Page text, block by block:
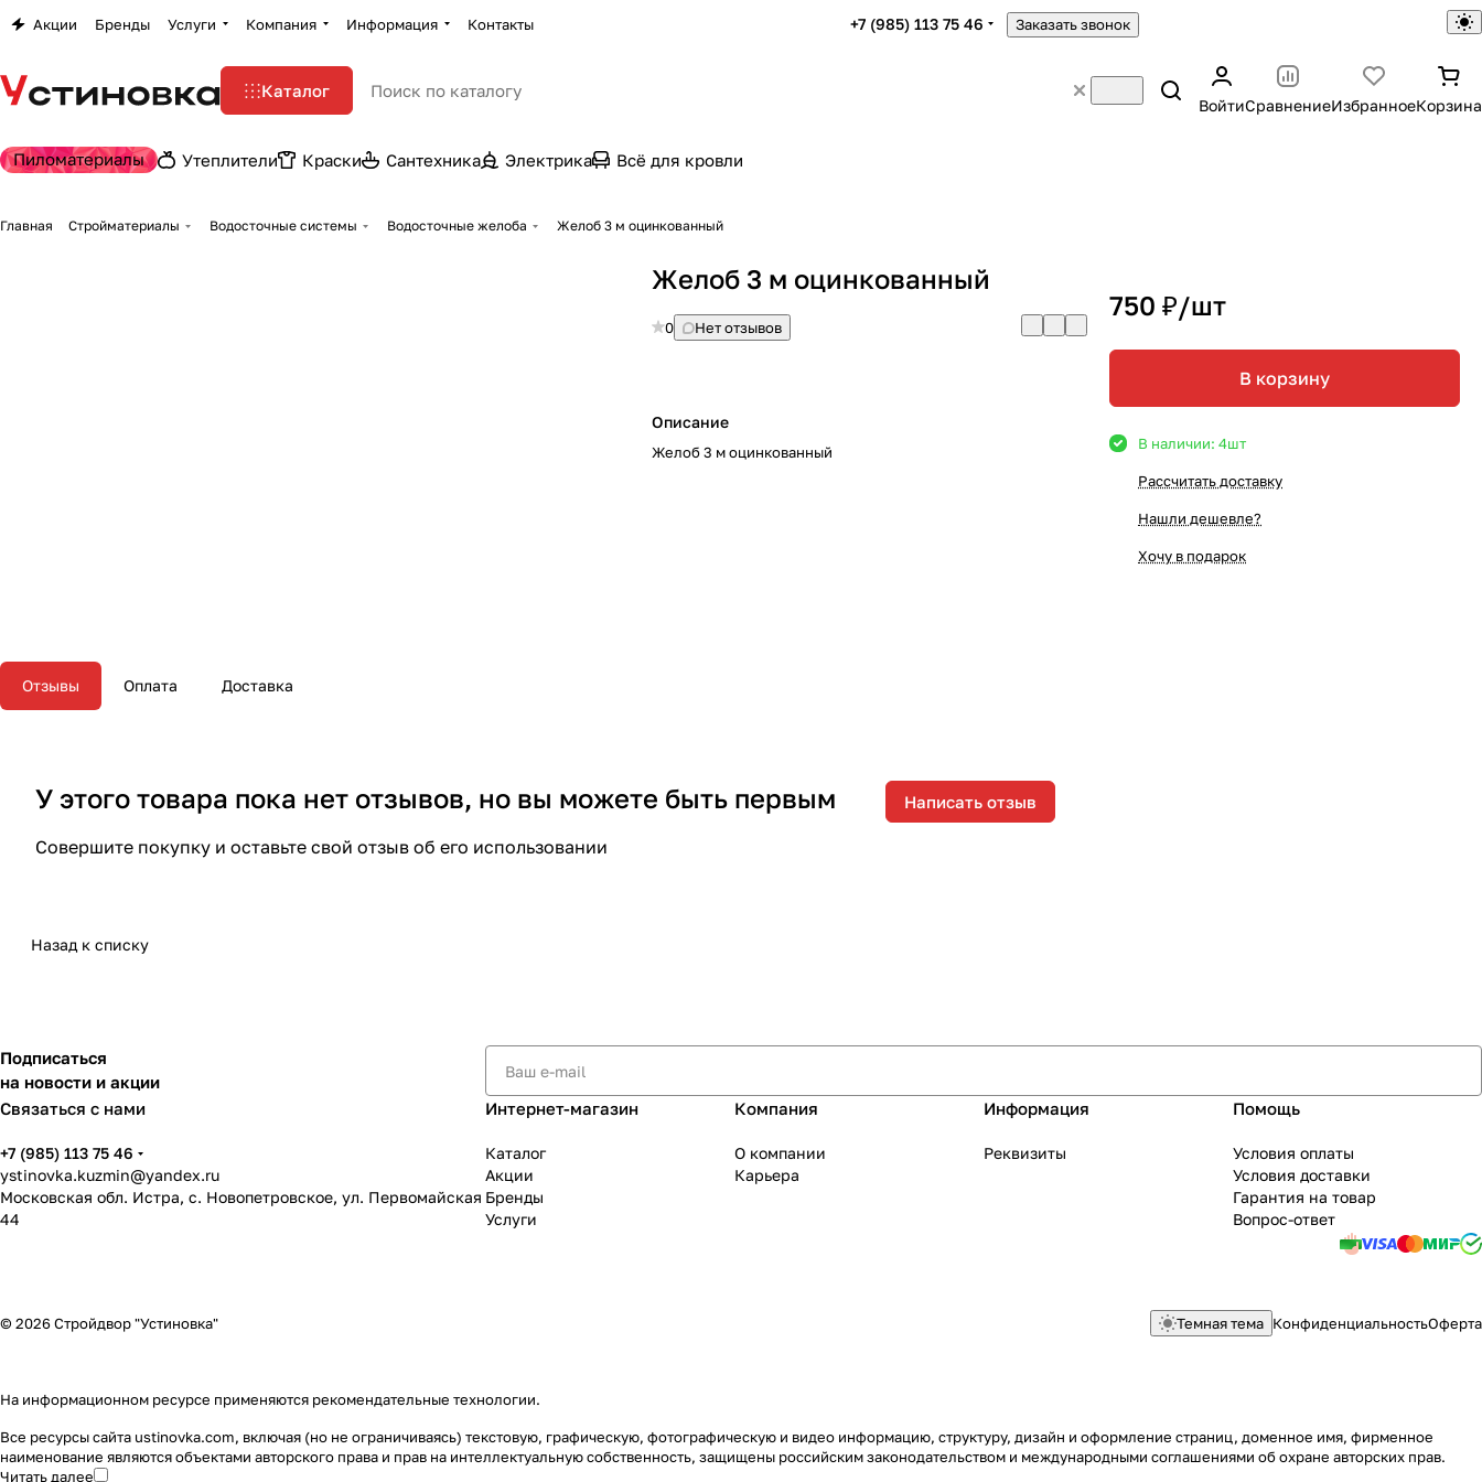
Акции Бренды Услуги Компания Информация Контакты +7 (985) 113 75 46 Заказать звонок
Каталог
ВойтиСравнениеИзбранноеКорзина
Пиломатериалы Утеплители Краски Сантехника Электрика Всё для кровли
Главная Стройматериалы Водосточные системы Водосточные желоба Желоб 3 м оцинкованный
Желоб 3 м оцинкованный
0 Нет отзывов
Описание
Желоб 3 м оцинкованный
750 ₽/шт
В корзину
В наличии: 4шт
Рассчитать доставку
Нашли дешевле?
Хочу в подарок
Отзывы Оплата Доставка
У этого товара пока нет отзывов, но вы можете быть первым
Совершите покупку и оставьте свой отзыв об его использовании
Написать отзыв
Назад к списку
Подписаться
на новости и акции
Связаться с нами
+7 (985) 113 75 46
ystinovka.kuzmin@yandex.ru
Московская обл. Истра, с. Новопетровское, ул. Первомайская
44
Интернет-магазин
Каталог
Акции
Бренды
Услуги
Компания
О компании
Карьера
Информация
Реквизиты
Помощь
Условия оплаты
Условия доставки
Гарантия на товар
Вопрос-ответ
© 2026 Стройдвор "Устиновка" Темная тема КонфиденциальностьОферта
На информационном ресурсе применяются рекомендательные технологии.
Все ресурсы сайта ustinovka.com, включая (но не ограничиваясь) текстовую, графическую, фотографическую и видео информацию, структуру, дизайн и оформление страниц, доменное имя, фирменное
наименование являются объектами авторского права и прав на интеллектуальную собственность, защищены российским законодательством и международными соглашениями об охране авторских прав.
Читать далее